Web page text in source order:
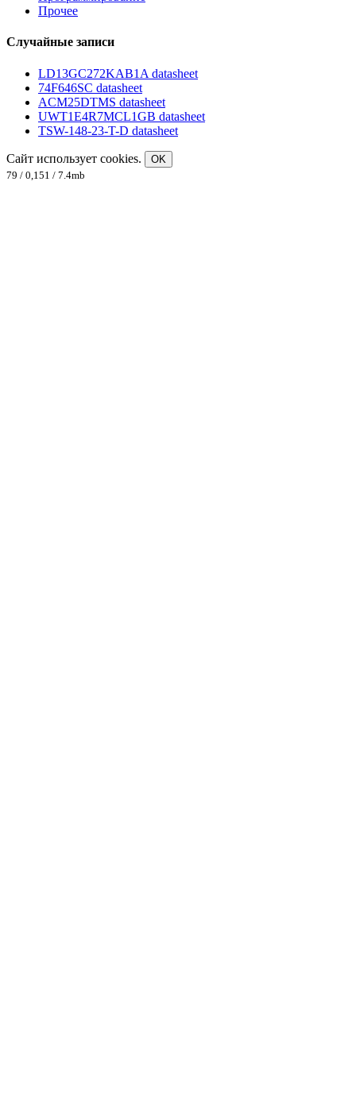
Прочее
Случайные записи
LD13GC272KAB1A datasheet
74F646SC datasheet
ACM25DTMS datasheet
UWT1E4R7MCL1GB datasheet
TSW-148-23-T-D datasheet
Сайт использует cookies.
OK
79 / 0,151 / 7.4mb